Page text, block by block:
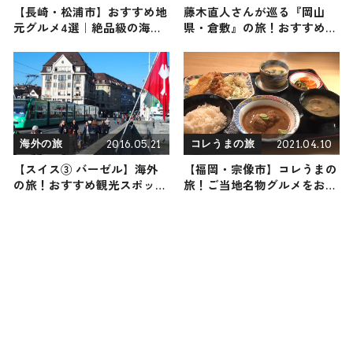
【長崎・松浦市】おすすめ地
元グルメ4選｜絶品級の海の
藤木直人さんが巡る『岡山
県・倉敷』の旅！おすすめの
年4月5日放送
海外の旅 2016.05.21
【スイス③ バーゼル】海外
の旅！おすすめ観光スポット
コレうまの旅 2021.04.10
【福岡・宗像市】コレうまの
旅！ご当地名物グルメをお届